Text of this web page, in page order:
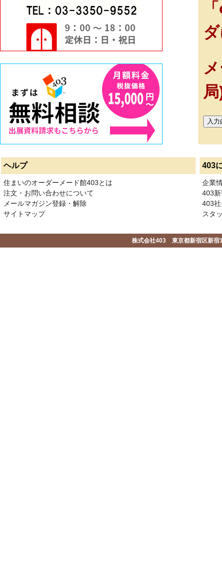
ヘルプ 403
住まいのオーダーメード館403とは
注文・お問い合わせについて
メールマガジン登録・解除
サイトマップ
企業
403
403
スタ
株式会社403 東京都新宿区新